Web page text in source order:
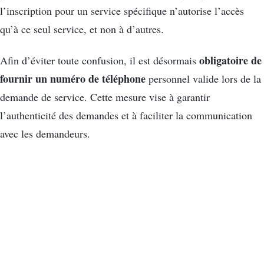
l’inscription pour un service spécifique n’autorise l’accès
qu’à ce seul service, et non à d’autres.
Afin d’éviter toute confusion, il est désormais obligatoire de
fournir un numéro de téléphone personnel valide lors de la
demande de service. Cette mesure vise à garantir
l’authenticité des demandes et à faciliter la communication
avec les demandeurs.